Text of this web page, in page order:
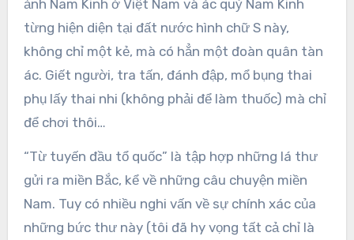
ảnh Nam Kinh ở Việt Nam và ác quỷ Nam Kinh
từng hiện diện tại đất nước hình chữ S này,
không chỉ một kẻ, mà có hẳn một đoàn quân tàn
ác. Giết người, tra tấn, đánh đập, mổ bụng thai
phụ lấy thai nhi (không phải để làm thuốc) mà chỉ
để chơi thôi…
“Từ tuyến đầu tổ quốc” là tập hợp những lá thư
gửi ra miền Bắc, kể về những câu chuyện miền
Nam. Tuy có nhiều nghi vấn về sự chính xác của
những bức thư này (tôi đã hy vọng tất cả chỉ là